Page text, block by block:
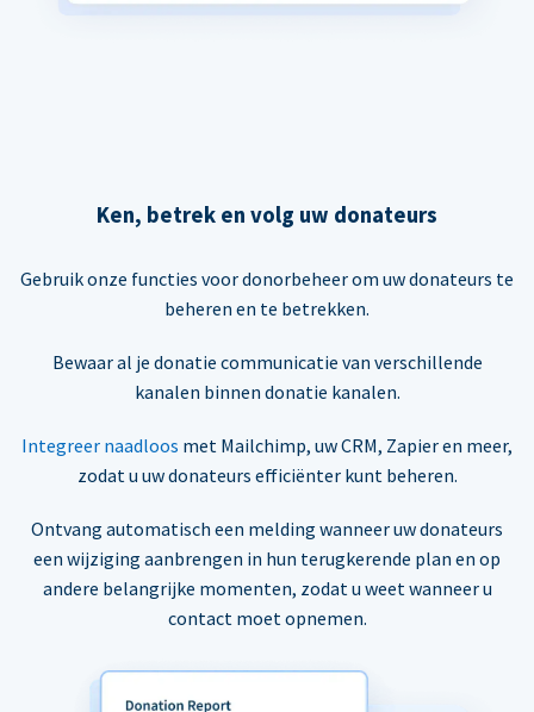
Ken, betrek en volg uw donateurs
Gebruik onze functies voor donorbeheer om uw donateurs te
beheren en te betrekken.
Bewaar al je donatie communicatie van verschillende
kanalen binnen donatie kanalen.
Integreer naadloos met Mailchimp, uw CRM, Zapier en meer,
zodat u uw donateurs efficiënter kunt beheren.
Ontvang automatisch een melding wanneer uw donateurs
een wijziging aanbrengen in hun terugkerende plan en op
andere belangrijke momenten, zodat u weet wanneer u
contact moet opnemen.